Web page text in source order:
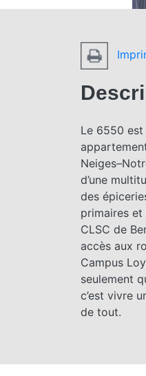
Le 6550
d’une
des
primaires et
CLSC de
accès aux
Campus
seulement
c’est vivre
de tout.